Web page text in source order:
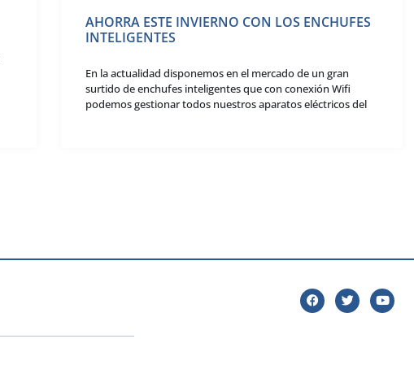
AHORRA ESTE INVIERNO CON LOS ENCHUFES
INTELIGENTES
En la actualidad disponemos en el mercado de un gran
surtido de enchufes inteligentes que con conexión Wifi
podemos gestionar todos nuestros aparatos eléctricos del